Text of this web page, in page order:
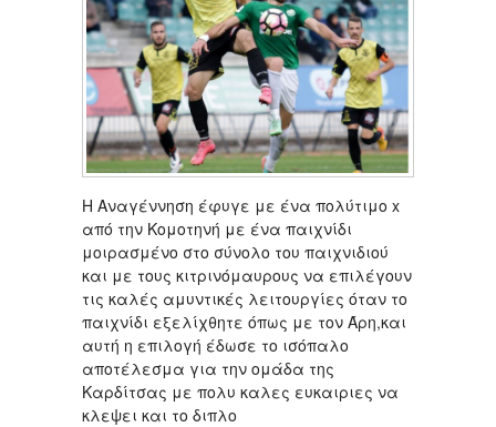
Η Αναγέννηση έφυγε με ένα πολύτιμο x
από την Κομοτηνή με ένα παιχνίδι
μοιρασμένο στο σύνολο του παιχνιδιού
και με τους κιτρινόμαυρους να επιλέγουν
τις καλές αμυντικές λειτουργίες όταν το
παιχνίδι εξελίχθητε όπως με τον Άρη,και
αυτή η επιλογή έδωσε το ισόπαλο
αποτέλεσμα για την ομάδα της
Καρδίτσας με πολυ καλες ευκαιριες να
κλεψει και το διπλο